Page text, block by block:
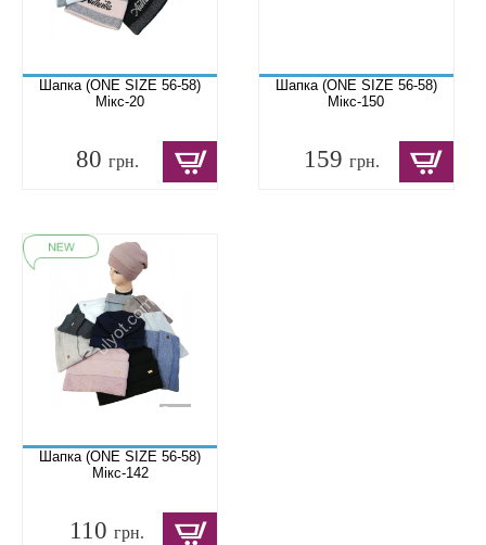
Шапка (ONE SIZE 56-58)
Мікс-20
80грн.
Шапка (ONE SIZE 56-58)
Мікс-150
159грн.
Шапка (ONE SIZE 56-58)
Мікс-142
110 грн.